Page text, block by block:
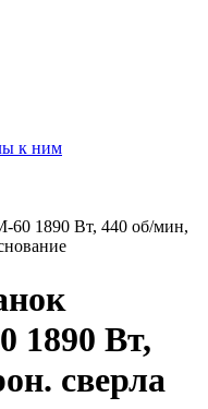
к ним
60 1890 Вт, 440 об/мин,
1890 Вт,
сверла